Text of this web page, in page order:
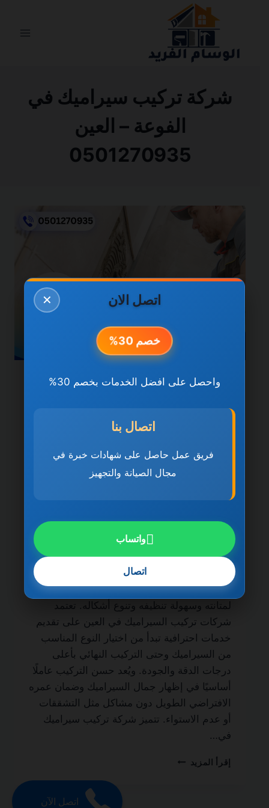
شركة تركيب سيراميك في
الفوعة – العين
0501270935
خدمات العين
شركة تركيب سيراميك في
مدى الحياة
تركيب سيراميك في العين 0501270935 ضمان
مدى الحياة من أهم الجهات المتخصصة في
أعمال التشطيب الداخلي والخارجي، حيث يُعتبر
السيراميك من أكثر الخامات استخدامًا في
المنازل والفلل والشقق والمباني التجارية نظرًا
لمتانته وسهولة تنظيفه وتنوع أشكاله. تعتمد
شركات تركيب السيراميك في العين على تقديم
خدمات احترافية تبدأ من اختيار النوع المناسب
من السيراميك وحتى التركيب النهائي بأعلى
درجات الدقة والجودة. ويُعد حسن التركيب عاملًا
أساسيًا في إظهار جمال السيراميك وضمان عمره
الافتراضي الطويل دون مشاكل مثل التشققات
أو عدم الاستواء. تتميز شركة تركيب سيراميك
في…
إقرأ المزيد شركة
اتصل الآن
✕ اتصل الان
خصم 30%
واحصل على افضل الخدمات بخصم 30%
اتصال بنا
فريق عمل حاصل على شهادات خبرة في
مجال الصيانة والتجهيز
واتساب
اتصال